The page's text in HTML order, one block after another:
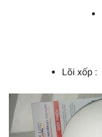
Lõi xốp :